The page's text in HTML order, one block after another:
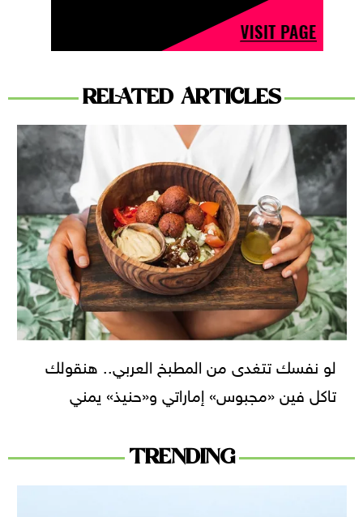
RELATED ARTICLES
لو نفسك تتغدى من المطبخ العربي.. هنقولك
تاكل فين «مجبوس» إماراتي و«حنيذ» يمني
TRENDING